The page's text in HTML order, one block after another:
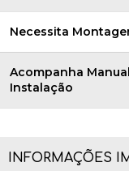
Necessita
Acompanha
Instalação
INFORMAÇÕES